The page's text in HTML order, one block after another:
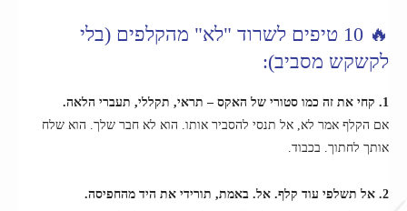
🔥 10 טיפים לשרוד "לא" מהקלפים (בלי
לקשקש מסביב):
1. קחי את זה כמו סטורי של האקס – תראי, תקללי, תעברי הלאה.
אם הקלף אמר לא, אל תנסי להסביר אותו. הוא לא חבר שלך. הוא שלח
אותך לחתוך. בכבוד.
2. אל תשלפי עוד קלף. אל. באמת, תורידי את היד מהחפיסה.